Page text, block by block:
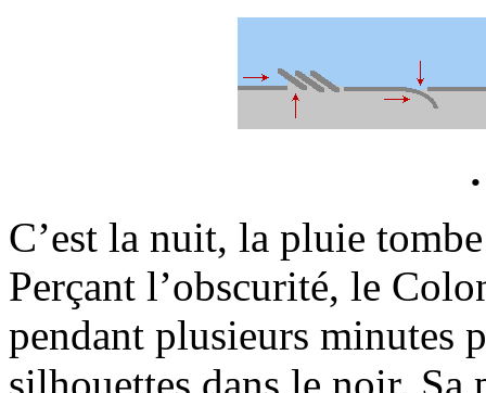
C’est la nuit, la pluie
Perçant l’obscurité, le
pendant plusieurs minutes